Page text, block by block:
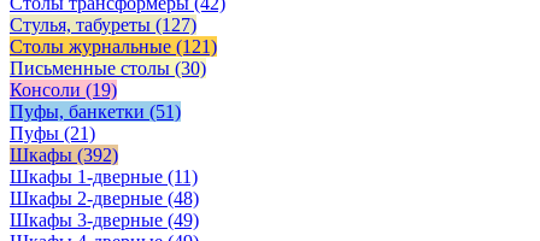
Стулья, табуреты (127)
Столы журнальные (121)
Письменные столы (30)
Консоли (19)
Пуфы, банкетки (51)
Пуфы (21)
Шкафы (392)
Шкафы 1-дверные (11)
Шкафы 2-дверные (48)
Шкафы 3-дверные (49)